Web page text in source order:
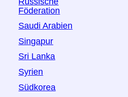
Föderation
Saudi Arabien
Singapur
Sri Lanka
Syrien
Südkorea